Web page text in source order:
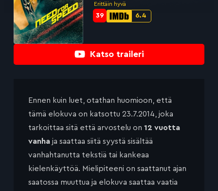
Katso traileri
Erittäin hyvä
IMDb-
6.4
Metascore-
39
Ennen kuin luet, otathan huomioon, että
tämä elokuva on katsottu 23.7.2014, joka
tarkoittaa sitä että arvostelu on 12 vuotta
vanha ja saattaa siitä syystä sisältää
vanhahtanutta tekstiä tai kankeaa
kielenkäyttöä. Mielipiteeni on saattanut ajan
saatossa muuttua ja elokuva saattaa vaatia